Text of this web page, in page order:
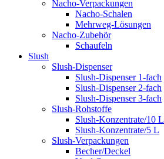
Nacho-Verpackungen
Nacho-Schalen
Mehrweg-Lösungen
Nacho-Zubehör
Schaufeln
Slush
Slush-Dispenser
Slush-Dispenser 1-fach
Slush-Dispenser 2-fach
Slush-Dispenser 3-fach
Slush-Rohstoffe
Slush-Konzentrate/10 L
Slush-Konzentrate/5 L
Slush-Verpackungen
Becher/Deckel